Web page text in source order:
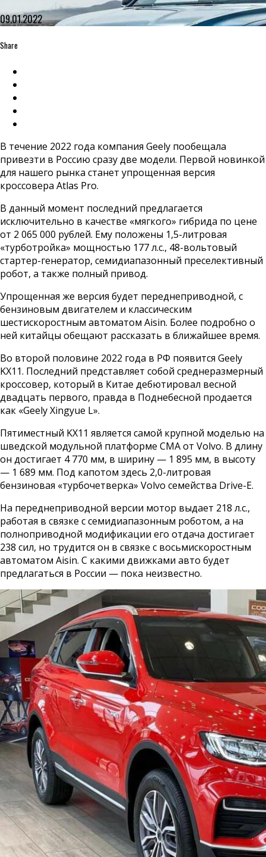
09.01.2022
Share
В течение 2022 года компания Geely пообещала
привезти в Россию сразу две модели. Первой новинкой
для нашего рынка станет упрощенная версия
кроссовера Atlas Pro.
В данный момент последний предлагается
исключительно в качестве «мягкого» гибрида по цене
от 2 065 000 рублей. Ему положены 1,5-литровая
«турботройка» мощностью 177 л.с., 48-вольтовый
стартер-генератор, семидиапазонный преселективный
робот, а также полный привод.
Упрощенная же версия будет переднеприводной, с
бензиновым двигателем и классическим
шестискоростным автоматом Aisin. Более подробно о
ней китайцы обещают рассказать в ближайшее время.
Во второй половине 2022 года в РФ появится Geely
KX11. Последний представляет собой среднеразмерный
кроссовер, который в Китае дебютировал весной
двадцать первого, правда в Поднебесной продается
как «Geely Xingyue L».
Пятиместный KX11 является самой крупной моделью на
шведской модульной платформе CMA от Volvo. В длину
он достигает 4 770 мм, в ширину — 1 895 мм, в высоту
— 1 689 мм. Под капотом здесь 2,0-литровая
бензиновая «турбочетверка» Volvo семейства Drive-E.
На переднеприводной версии мотор выдает 218 л.с.,
работая в связке с семидиапазонным роботом, а на
полноприводной модификации его отдача достигает
238 сил, но трудится он в связке с восьмискоростным
автоматом Aisin. С какими движками авто будет
предлагаться в России — пока неизвестно.